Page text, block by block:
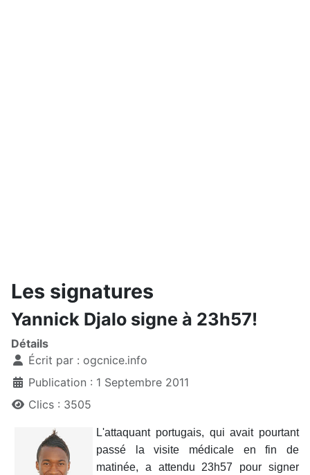
Les signatures
Yannick Djalo signe à 23h57!
Détails
Écrit par : ogcnice.info
Publication : 1 Septembre 2011
Clics : 3505
L'attaquant portugais, qui avait pourtant
passé la visite médicale en fin de
matinée, a attendu 23h57 pour signer